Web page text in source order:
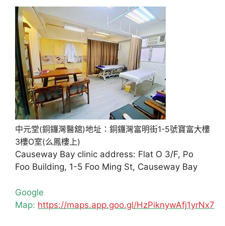
中元堂(銅鑼灣醫舘)地址：銅鑼灣富明街1-5號寶富大樓
3樓O室(么鳳樓上)
Causeway Bay clinic address: Flat O 3/F, Po
Foo Building, 1-5 Foo Ming St, Causeway Bay
Google
Map: https://maps.app.goo.gl/HzPiknywAfj1yrNx7